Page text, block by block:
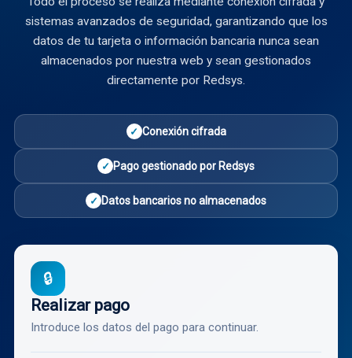
sistemas avanzados de seguridad, garantizando que los
datos de tu tarjeta o información bancaria nunca sean
almacenados por nuestra web y sean gestionados
directamente por Redsys.
✓ Conexión cifrada
✓ Pago gestionado por Redsys
✓ Datos bancarios no almacenados
🔒
Realizar pago
Introduce los datos del pago para continuar.